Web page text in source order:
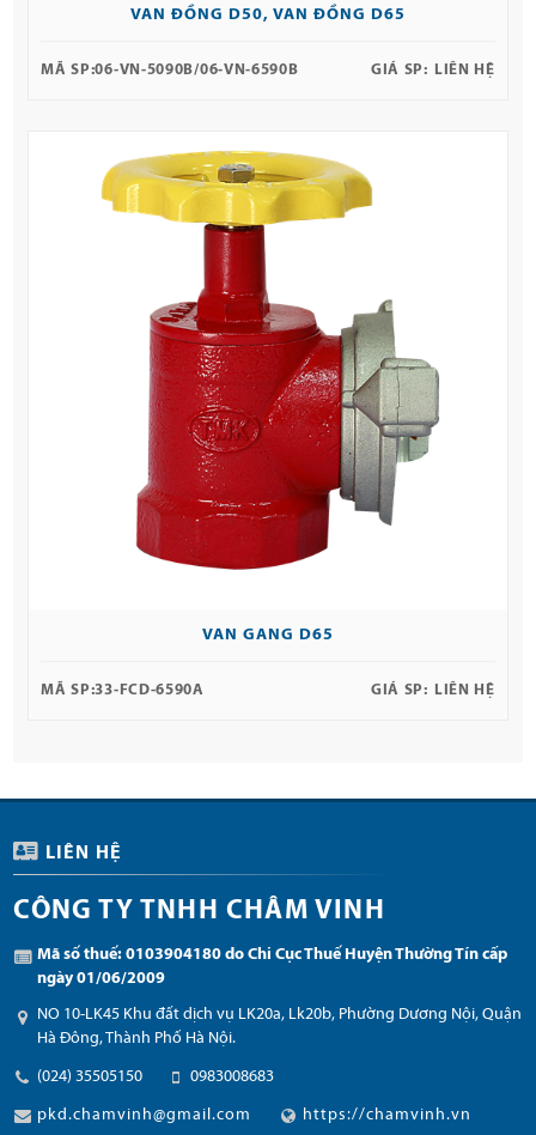
VAN ĐỒNG D50, VAN ĐỒNG D65
MÃ SP:06-VN-5090B/06-VN-6590B GIÁ SP: LIÊN HỆ
VAN GANG D65
MÃ SP:33-FCD-6590A GIÁ SP: LIÊN HỆ
LIÊN HỆ
CÔNG TY TNHH CHÂM VINH
Mã số thuế: 0103904180 do Chi Cục Thuế Huyện Thường Tín cấp
ngày 01/06/2009
NO 10-LK45 Khu đất dịch vụ LK20a, Lk20b, Phường Dương Nội, Quận
Hà Đông, Thành Phố Hà Nội.
(024) 35505150 0983008683
pkd.chamvinh@gmail.com https://chamvinh.vn